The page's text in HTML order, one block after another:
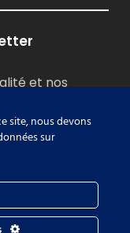
et nos
site, nous devons
sur